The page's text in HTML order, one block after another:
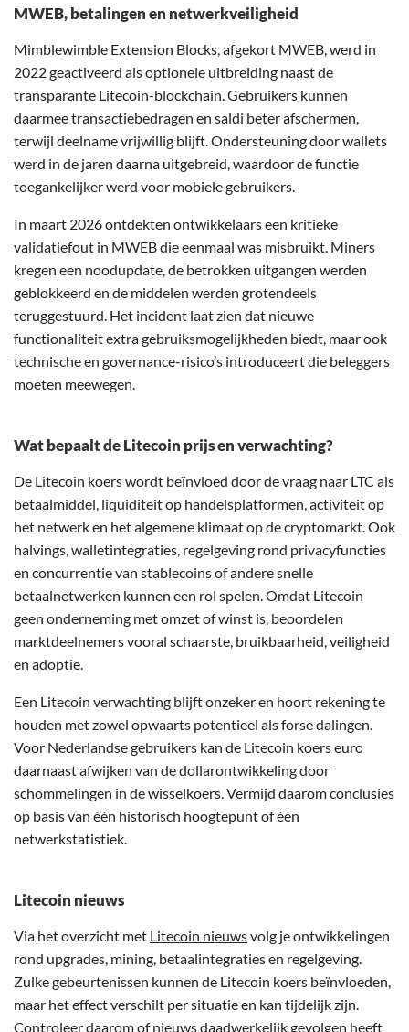
MWEB, betalingen en netwerkveiligheid
Mimblewimble Extension Blocks, afgekort MWEB, werd in
2022 geactiveerd als optionele uitbreiding naast de
transparante Litecoin-blockchain. Gebruikers kunnen
daarmee transactiebedragen en saldi beter afschermen,
terwijl deelname vrijwillig blijft. Ondersteuning door wallets
werd in de jaren daarna uitgebreid, waardoor de functie
toegankelijker werd voor mobiele gebruikers.
In maart 2026 ontdekten ontwikkelaars een kritieke
validatiefout in MWEB die eenmaal was misbruikt. Miners
kregen een noodupdate, de betrokken uitgangen werden
geblokkeerd en de middelen werden grotendeels
teruggestuurd. Het incident laat zien dat nieuwe
functionaliteit extra gebruiksmogelijkheden biedt, maar ook
technische en governance-risico’s introduceert die beleggers
moeten meewegen.
Wat bepaalt de Litecoin prijs en verwachting?
De Litecoin koers wordt beïnvloed door de vraag naar LTC als
betaalmiddel, liquiditeit op handelsplatformen, activiteit op
het netwerk en het algemene klimaat op de cryptomarkt. Ook
halvings, walletintegraties, regelgeving rond privacyfuncties
en concurrentie van stablecoins of andere snelle
betaalnetwerken kunnen een rol spelen. Omdat Litecoin
geen onderneming met omzet of winst is, beoordelen
marktdeelnemers vooral schaarste, bruikbaarheid, veiligheid
en adoptie.
Een Litecoin verwachting blijft onzeker en hoort rekening te
houden met zowel opwaarts potentieel als forse dalingen.
Voor Nederlandse gebruikers kan de Litecoin koers euro
daarnaast afwijken van de dollarontwikkeling door
schommelingen in de wisselkoers. Vermijd daarom conclusies
op basis van één historisch hoogtepunt of één
netwerkstatistiek.
Litecoin nieuws
Via het overzicht met Litecoin nieuwsvolg je ontwikkelingen
rond upgrades, mining, betaalintegraties en regelgeving.
Zulke gebeurtenissen kunnen de Litecoin koers beïnvloeden,
maar het effect verschilt per situatie en kan tijdelijk zijn.
Controleer daarom of nieuws daadwerkelijk gevolgen heeft